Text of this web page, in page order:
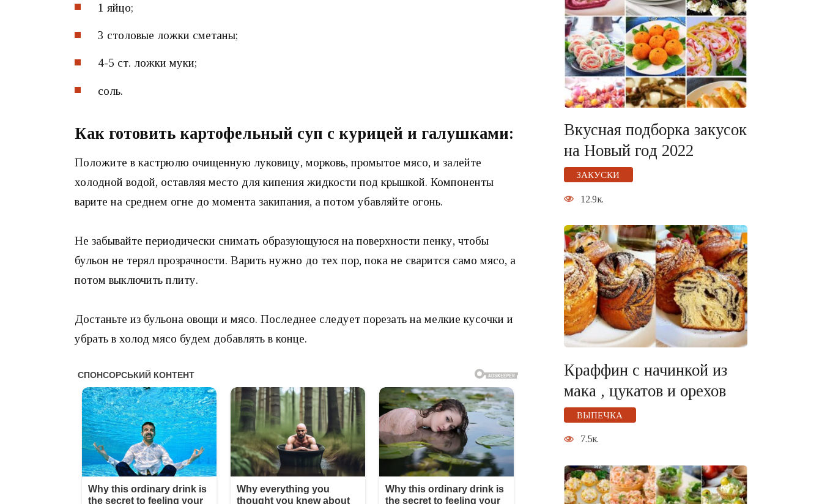
1 яйцо;
3 столовые ложки сметаны;
4-5 ст. ложки муки;
соль.
Как готовить картофельный суп с курицей и галушками:
Положите в кастрюлю очищенную луковицу, морковь, промытое мясо, и залейте
холодной водой, оставляя место для кипения жидкости под крышкой. Компоненты
варите на среднем огне до момента закипания, а потом убавляйте огонь.
Не забывайте периодически снимать образующуюся на поверхности пенку, чтобы
бульон не терял прозрачности. Варить нужно до тех пор, пока не сварится само мясо, а
потом выключить плиту.
Достаньте из бульона овощи и мясо. Последнее следует порезать на мелкие кусочки и
убрать в холод мясо будем добавлять в конце.
Вкусная подборка закусок
на Новый год 2022
ЗАКУСКИ
12.9к.
Краффин с начинкой из
мака , цукатов и орехов
ВЫПЕЧКА
7.5к.